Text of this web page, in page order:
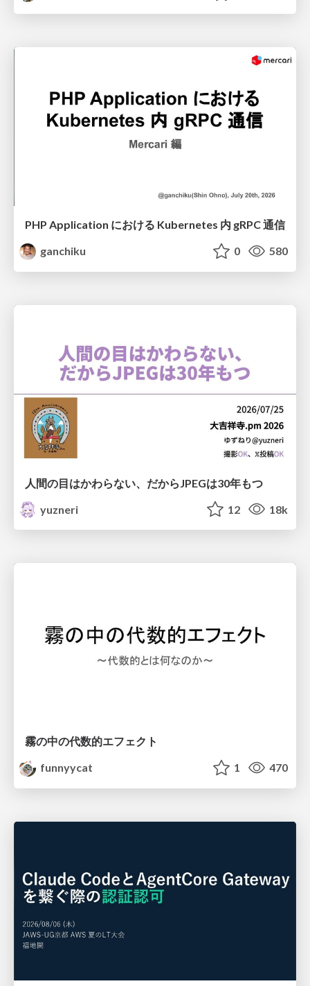
PHP Application における Kubernetes 内 gRPC 通信
ganchiku
0 580
人間の目はかわらない、だからJPEGは30年もつ
yuzneri
12 18k
霧の中の代数的エフェクト
funnyycat
1 470